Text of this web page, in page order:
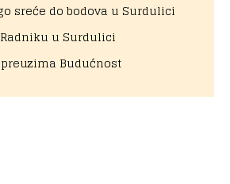
sreće do bodova u Surdulici
u Surdulici
Budućnost